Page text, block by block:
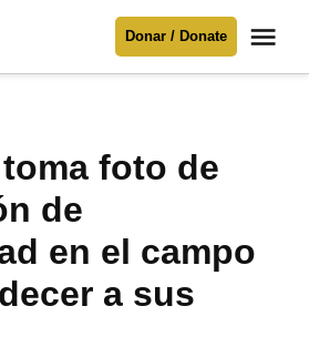
necesitamos
Donar
Noticia
Donar / Donate
foto de
de
en el campo
a sus